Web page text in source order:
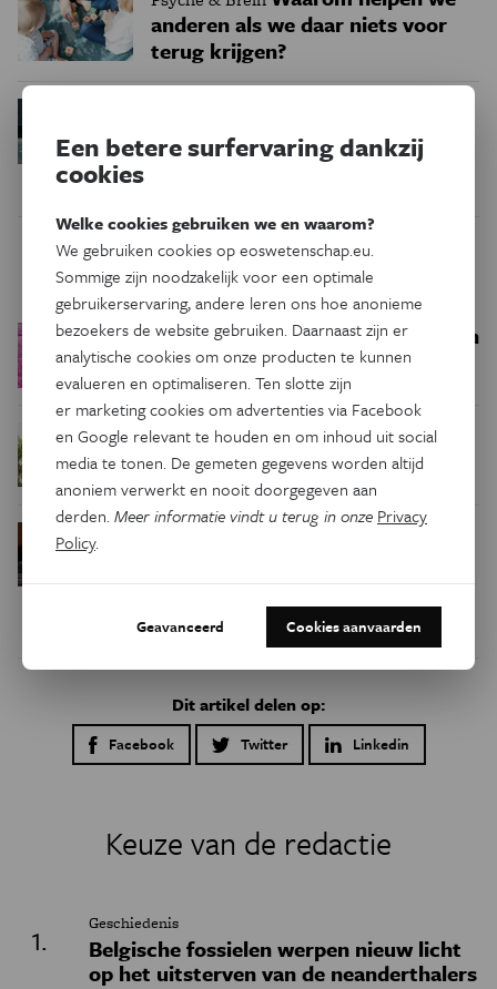
anderen als we daar niets voor
terug krijgen?
Iedereen een wasbordje?
Trending
Ruimte Een bakkerij op 400 miljoen
kilometer van de aarde
Podcast Natuur & Milieu Waar zijn
insecten in de winter?
Waarom we tinnitus
Dit artikel delen op:
Facebook Twitter Linkedin
Keuze van de redactie
Geschiedenis
Belgische fossielen werpen nieuw licht
op het uitsterven van de neanderthalers
Een betere surfervaring dankzij
cookies
Welke cookies gebruiken we en waarom?
We gebruiken cookies op eoswetenschap.eu.
Sommige zijn noodzakelijk voor een optimale
gebruikerservaring, andere leren ons hoe anonieme
bezoekers de website gebruiken. Daarnaast zijn er
analytische cookies om onze producten te kunnen
evalueren en optimaliseren. Ten slotte zijn
er marketing cookies om advertenties via Facebook
en Google relevant te houden en om inhoud uit social
media te tonen. De gemeten gegevens worden altijd
anoniem verwerkt en nooit doorgegeven aan
derden.Meer informatie vindt u terug in onze Privacy
Policy.
Geavanceerd Cookies aanvaarden